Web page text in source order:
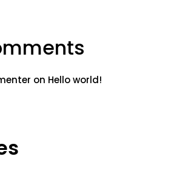
on Hello world!